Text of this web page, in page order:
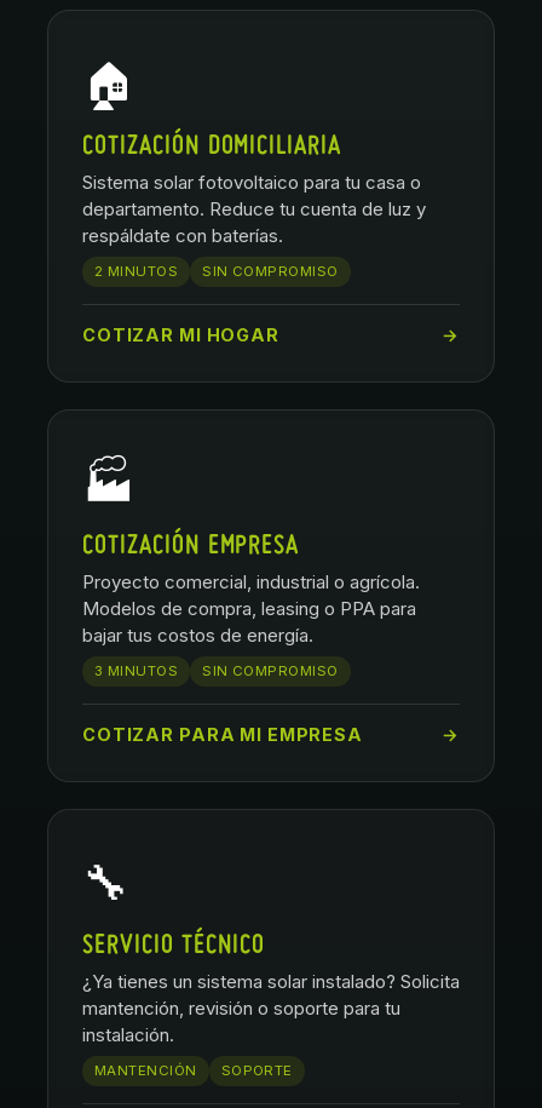
🏠
COTIZACIÓN DOMICILIARIA
Sistema solar fotovoltaico para tu casa o
departamento. Reduce tu cuenta de luz y
respáldate con baterías.
2 MINUTOS SIN COMPROMISO
COTIZAR MI HOGAR →
🏭
COTIZACIÓN EMPRESA
Proyecto comercial, industrial o agrícola.
Modelos de compra, leasing o PPA para
bajar tus costos de energía.
3 MINUTOS SIN COMPROMISO
COTIZAR PARA MI EMPRESA →
🔧
SERVICIO TÉCNICO
¿Ya tienes un sistema solar instalado? Solicita
mantención, revisión o soporte para tu
instalación.
MANTENCIÓN SOPORTE